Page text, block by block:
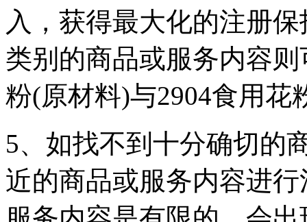
入，获得最大化的注册
类别的商品或服务内容
粉(原材料)与2904食用花
5、如找不到十分确切的
近的商品或服务内容进